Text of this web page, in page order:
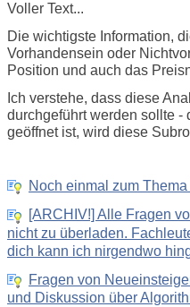
Voller Text...
Die wichtigste Information,
Vorhandensein oder
Position und auch das
Ich verstehe, dass diese
durchgeführt werden sollte
geöffnet ist, wird diese
Noch einmal zum
[ARCHIV!] Alle Fragen
nicht zu überladen.
dich kann ich nirgendwo
Fragen von
und Diskussion über